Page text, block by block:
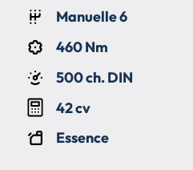
Manuelle 6
460 Nm
500 ch. DIN
42 cv
Essence